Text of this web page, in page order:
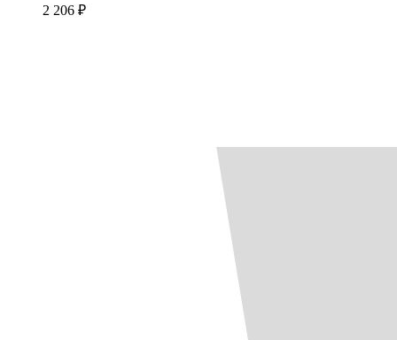
2 206 ₽